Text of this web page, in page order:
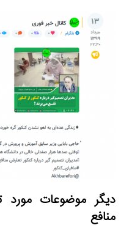
دیگر موضوعات
منافع